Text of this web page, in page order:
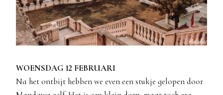
WOENSDAG 12 FEBRUARI
Na het ontbijt hebben we even een stukje gelopen door